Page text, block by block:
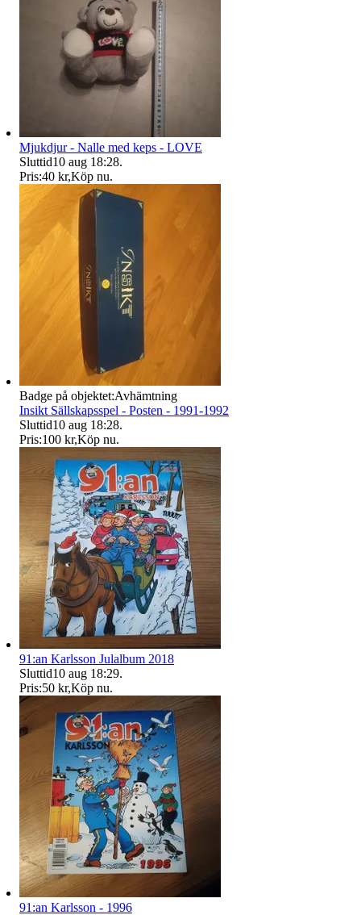
Mjukdjur - Nalle med keps - LOVE
Sluttid10 aug 18:28.
Pris:40 kr,Köp nu.
Badge på objektet:Avhämtning
Insikt Sällskapsspel - Posten - 1991-1992
Sluttid10 aug 18:28.
Pris:100 kr,Köp nu.
91:an Karlsson Julalbum 2018
Sluttid10 aug 18:29.
Pris:50 kr,Köp nu.
91:an Karlsson - 1996